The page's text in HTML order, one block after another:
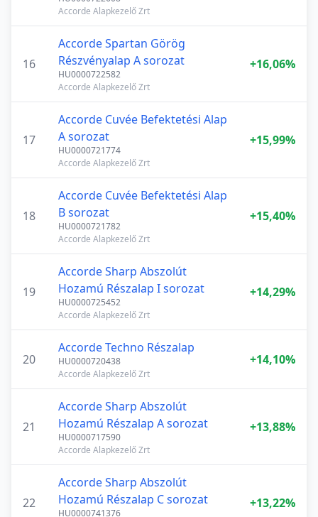
Accorde Alapkezelő Zrt
16
Accorde Spartan Görög
Részvényalap A sorozat
HU0000722582
Accorde Alapkezelő Zrt
+16,06%
17
Accorde Cuvée Befektetési Alap
A sorozat
HU0000721774
Accorde Alapkezelő Zrt
+15,99%
18
Accorde Cuvée Befektetési Alap
B sorozat
HU0000721782
Accorde Alapkezelő Zrt
+15,40%
19
Accorde Sharp Abszolút
Hozamú Részalap I sorozat
HU0000725452
Accorde Alapkezelő Zrt
+14,29%
20
Accorde Techno Részalap
HU0000720438
Accorde Alapkezelő Zrt
+14,10%
21
Accorde Sharp Abszolút
Hozamú Részalap A sorozat
HU0000717590
Accorde Alapkezelő Zrt
+13,88%
22
Accorde Sharp Abszolút
Hozamú Részalap C sorozat
HU0000741376
+13,22%